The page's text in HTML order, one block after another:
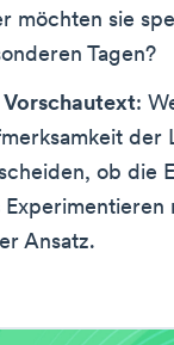
möchten sie
Tagen?
Vorschautext:
der
ob die
Ansatz.